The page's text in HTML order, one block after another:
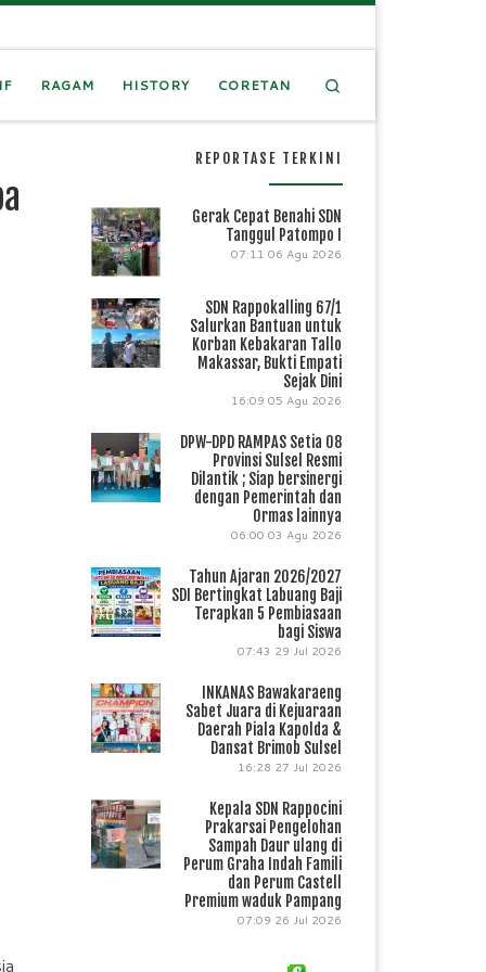
RAGAM HISTORY CORETAN
REPORTASE TERKINI
Gerak Cepat Benahi SDN
Tanggul Patompo I
07:11 06 Agu 2026
SDN Rappokalling 67/1
Salurkan Bantuan untuk
Korban Kebakaran Tallo
Makassar, Bukti Empati
Sejak Dini
16:09 05 Agu 2026
DPW-DPD RAMPAS Setia 08
Provinsi Sulsel Resmi
Dilantik ; Siap bersinergi
dengan Pemerintah dan
Ormas lainnya
06:00 03 Agu 2026
Tahun Ajaran 2026/2027
SDI Bertingkat Labuang Baji
Terapkan 5 Pembiasaan
bagi Siswa
07:43 29 Jul 2026
INKANAS Bawakaraeng
Sabet Juara di Kejuaraan
Daerah Piala Kapolda &
Dansat Brimob Sulsel
16:28 27 Jul 2026
Kepala SDN Rappocini
Prakarsai Pengelohan
Sampah Daur ulang di
Perum Graha Indah Famili
dan Perum Castell
Premium waduk Pampang
07:09 26 Jul 2026